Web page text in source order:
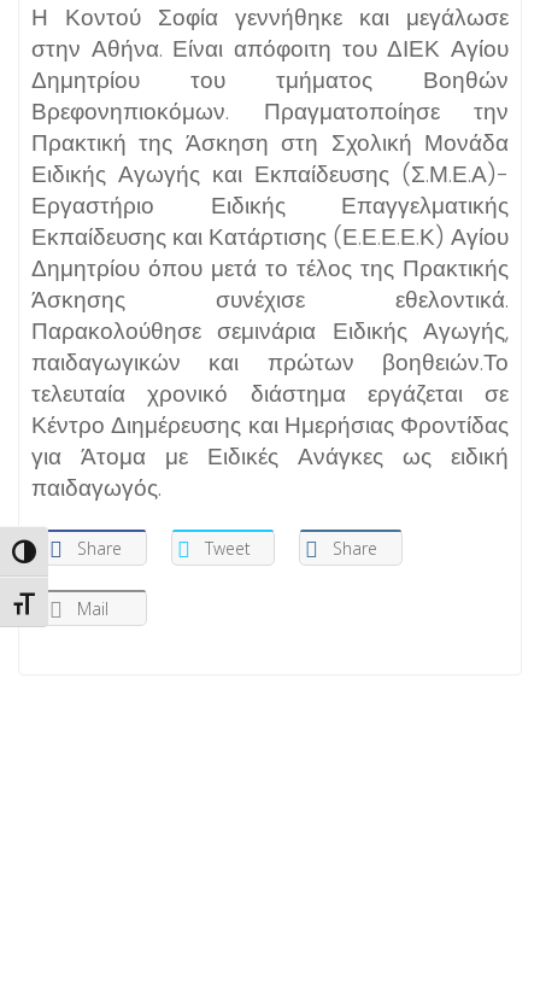
Εναλλαγή Υψηλής Αντίθεσης
Εναλλαγή Μεγέθους Γραμμάτων
Η Κοντού Σοφία γεννήθηκε και μεγάλωσε
στην Αθήνα. Είναι απόφοιτη του ΔΙΕΚ Αγίου
Δημητρίου του τμήματος Βοηθών
Βρεφονηπιοκόμων. Πραγματοποίησε την
Πρακτική της Άσκηση στη Σχολική Μονάδα
Ειδικής Αγωγής και Εκπαίδευσης (Σ.Μ.Ε.Α)-
Εργαστήριο Ειδικής Επαγγελματικής
Εκπαίδευσης και Κατάρτισης (Ε.Ε.Ε.Ε.Κ) Αγίου
Δημητρίου όπου μετά το τέλος της Πρακτικής
Άσκησης συνέχισε εθελοντικά.
Παρακολούθησε σεμινάρια Ειδικής Αγωγής,
παιδαγωγικών και πρώτων βοηθειών.Το
τελευταία χρονικό διάστημα εργάζεται σε
Κέντρο Διημέρευσης και Ημερήσιας Φροντίδας
για Άτομα με Ειδικές Ανάγκες ως ειδική
παιδαγωγός.
Share Tweet Share
Mail